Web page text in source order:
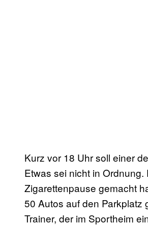
Kurz vor 18 Uhr soll einer
Etwas sei nicht in
Zigarettenpause gemacht
50 Autos auf den Parkplatz
Trainer, der im Sportheim